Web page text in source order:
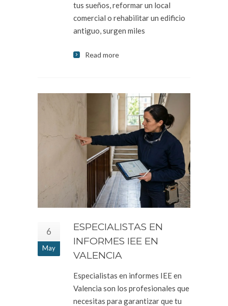
tus sueños, reformar un local
comercial o rehabilitar un edificio
antiguo, surgen miles
Read more
6
May
ESPECIALISTAS EN
INFORMES IEE EN
VALENCIA
Especialistas en informes IEE en
Valencia son los profesionales que
necesitas para garantizar que tu